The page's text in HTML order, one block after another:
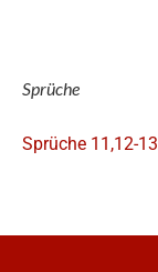
Sprüche
Sprüche 11,12-13